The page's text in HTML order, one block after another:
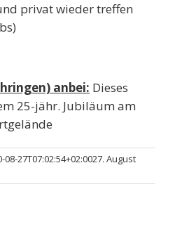
privat wieder treffen
anbei: Dieses
25-jähr. Jubiläum am
08-27T07:02:54+02:0027. August